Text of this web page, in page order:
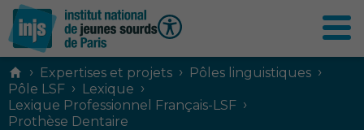
Contenu
principal
› Expertises et projets › Pôles linguistiques ›
Pôle LSF › Lexique ›
Lexique Professionnel Français-LSF ›
Prothèse Dentaire